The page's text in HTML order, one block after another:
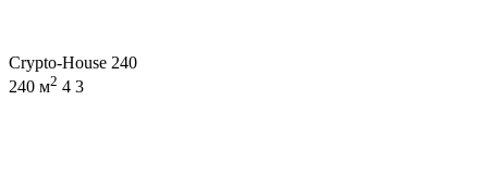
Crypto-House 240
240 м2 4 3